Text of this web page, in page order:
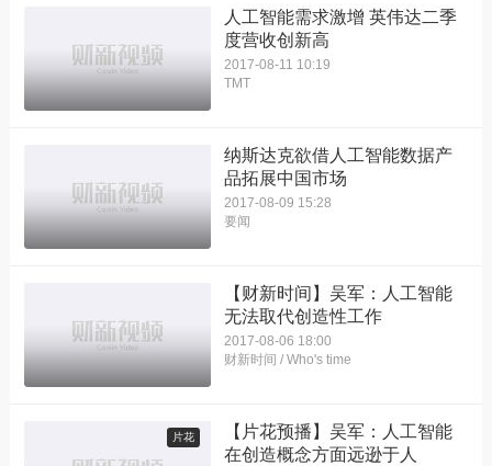
人工智能需求激增 英伟达二季
度营收创新高
2017-08-11 10:19
TMT
纳斯达克欲借人工智能数据产
品拓展中国市场
2017-08-09 15:28
要闻
【财新时间】吴军：人工智能
无法取代创造性工作
2017-08-06 18:00
财新时间 / Who's time
片花
【片花预播】吴军：人工智能
在创造概念方面远逊于人